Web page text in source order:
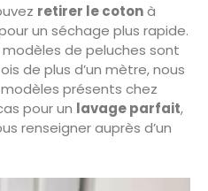
retirer le cotonà
un séchage plus rapide.
de peluches sont
de plus d’un mètre, nous
présents chez
pour un lavage parfait,
renseigner auprès d’un